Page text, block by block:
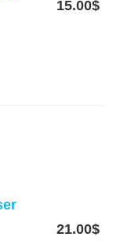
15.00$
21.00$